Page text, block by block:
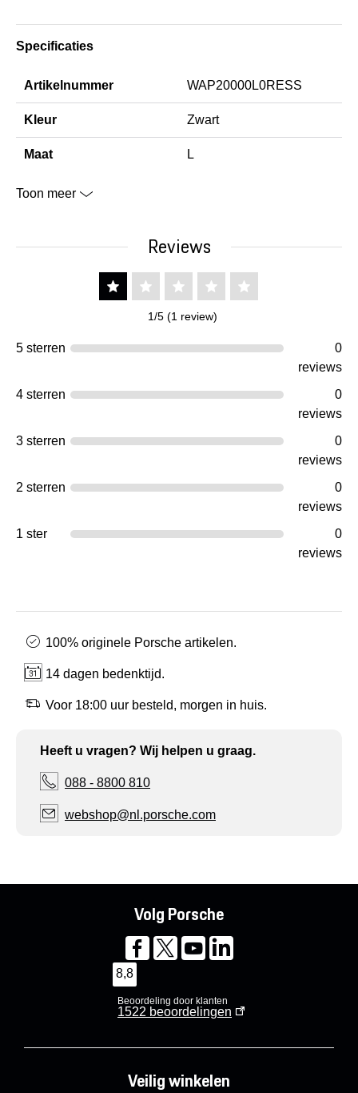
Specificaties
Artikelnummer WAP20000L0RESS
Kleur Zwart
Maat L
Toon meer
Reviews
1/5 (1 review)
5 sterren
0
reviews
4 sterren
0
reviews
3 sterren
0
reviews
2 sterren
0
reviews
1 ster
0
reviews
100% originele Porsche artikelen.
14 dagen bedenktijd.
Voor 18:00 uur besteld, morgen in huis.
Heeft u vragen? Wij helpen u graag.
088 - 8800 810
webshop@nl.porsche.com
Volg Porsche
8,8
Beoordeling door klanten
1522 beoordelingen
Veilig winkelen